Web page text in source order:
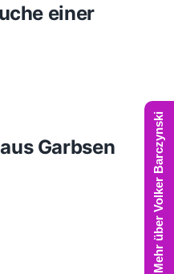
einer
Garbsen Mehr über Volker Barczynski